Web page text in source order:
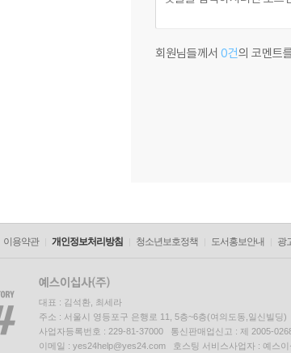
회원님들께서 0건의 코멘트
이용약관 개인정보처리방침 청소년보호정책 도서홍보안내 광
대표 : 김석환, 최세라
주소 : 서울시 영등포구 은행로 11, 5층~6층(여의도동,일신빌딩)
사업자등록번호 : 229-81-37000 통신판매업신고 : 제 2005-
이메일 : yes24help@yes24.com 호스팅 서비스사업자 : 예스이